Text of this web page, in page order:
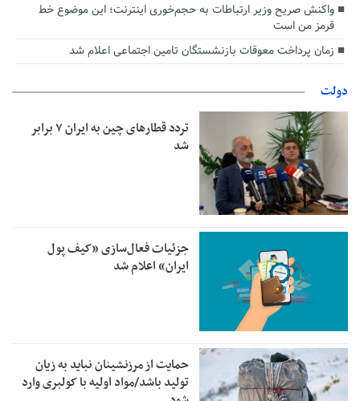
واکنش صریح وزیر ارتباطات به حجم‌خوری اینترنت؛ این موضوع خط
قرمز من است
زمان پرداخت معوقات بازنشستگان تامین اجتماعی اعلام شد
دولت
تردد قطارهای چین به ایران ۷ برابر
شد
جزئیات فعال‌سازی «کیف پول
ایران» اعلام شد
حمایت از مرزنشینان نباید به زیان
تولید باشد/مواد اولیه با کولبری وارد